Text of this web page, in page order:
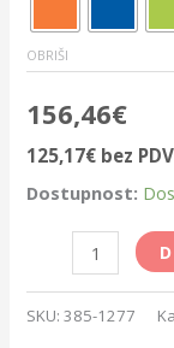
OBRIŠI
156,46€
125,17€ bez PDV
Dostupnost:
SKU:385-1277